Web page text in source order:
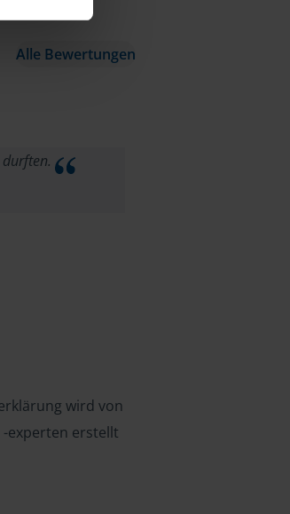
Alle Bewertungen
wird von
experten erstellt